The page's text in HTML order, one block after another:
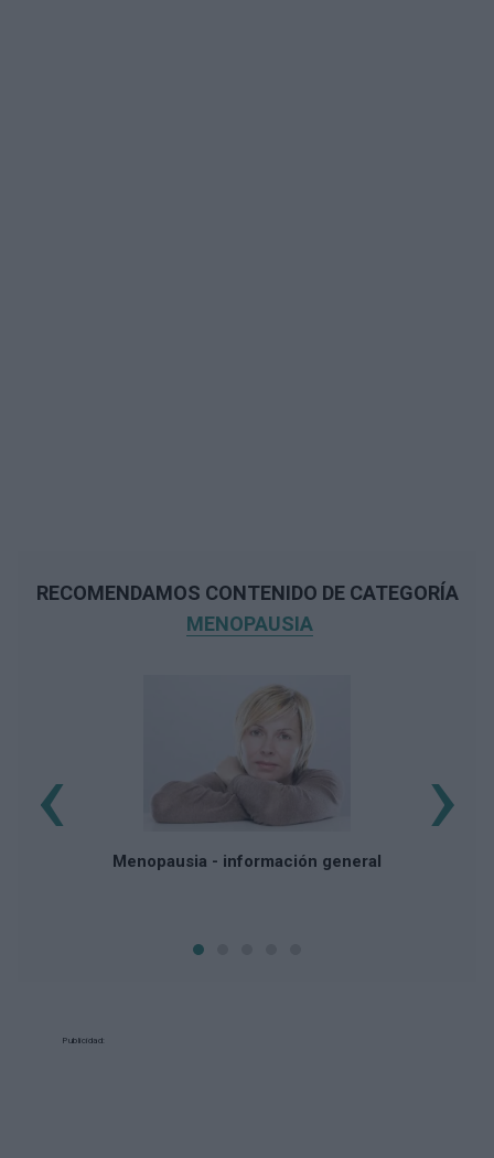
RECOMENDAMOS CONTENIDO DE CATEGORÍA
MENOPAUSIA
Menopausia - información general
‹ ›
Publicidad: